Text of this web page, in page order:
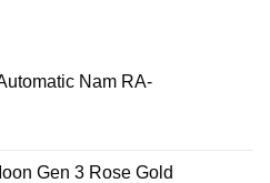
Nam RA-
Gen 3 Rose Gold